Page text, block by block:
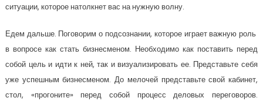
ситуации, которое натолкнет вас на нужную волну.
Едем дальше. Поговорим о подсознании, которое играет важную роль
в вопросе как стать бизнесменом. Необходимо как поставить перед
собой цель и идти к ней, так и визуализировать ее. Представьте себя
уже успешным бизнесменом. До мелочей представьте свой кабинет,
стол, «прогоните» перед собой процесс деловых переговоров.